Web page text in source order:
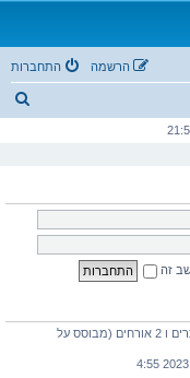
התחברות הרשמה
ש
זה
משתמשים מחוברים :: 1 רשומים, 0 מוסתרים ו 2 אורחים (מבוסס על